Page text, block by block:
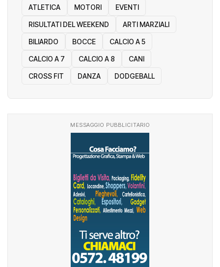
ATLETICA MOTORI EVENTI
RISULTATI DEL WEEKEND ARTI MARZIALI
BILIARDO BOCCE CALCIO A 5
CALCIO A 7 CALCIO A 8 CANI
CROSS FIT DANZA DODGEBALL
MESSAGGIO PUBBLICITARIO